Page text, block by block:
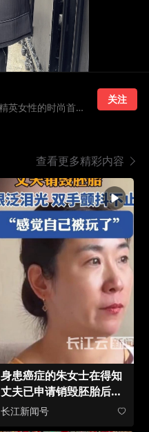
华人精英女性的时尚首选
关注
查看更多精彩内容
身患癌症的朱女士在得知
丈夫已申请销毁胚胎后，
情绪瞬间崩溃
长江新闻号